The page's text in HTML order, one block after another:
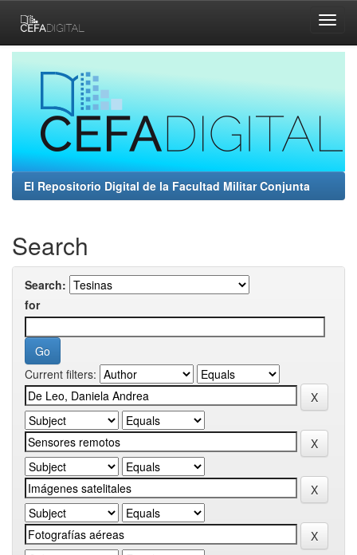
navigation
El Repositorio Digital de la Facultad Militar Conjunta
Search
Search:
for
Current filters: